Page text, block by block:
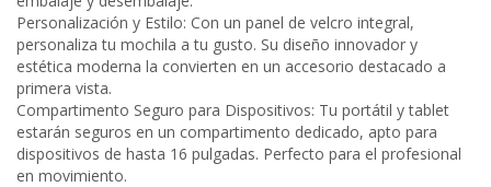
Personalización y Estilo: Con un panel de velcro integral,
personaliza tu mochila a tu gusto. Su diseño innovador y
estética moderna la convierten en un accesorio destacado a
primera vista.
Compartimento Seguro para Dispositivos: Tu portátil y tablet
estarán seguros en un compartimento dedicado, apto para
dispositivos de hasta 16 pulgadas. Perfecto para el profesional
en movimiento.